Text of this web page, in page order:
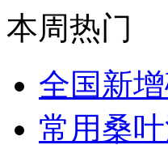
本周热门
全国新
常用桑